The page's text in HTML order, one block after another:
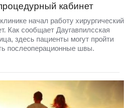
кабинет
начал работу хирургический
Как сообщает Даугавпилсская
здесь пациенты могут пройти
послеоперационные швы.